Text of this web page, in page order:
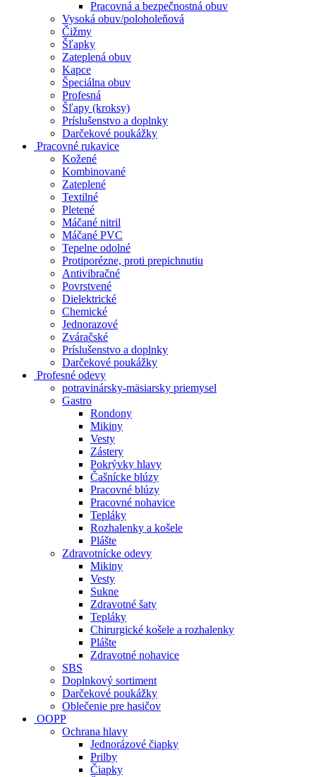
Pracovná a bezpečnostná obuv
Vysoká obuv/poloholeňová
Čižmy
Šľapky
Zateplená obuv
Kapce
Špeciálna obuv
Profesná
Šľapy (kroksy)
Príslušenstvo a doplnky
Darčekové poukážky
Pracovné rukavice
Kožené
Kombinované
Zateplené
Textilné
Pletené
Máčané nitril
Máčané PVC
Tepelne odolné
Protiporézne, proti prepichnutiu
Antivibračné
Povrstvené
Dielektrické
Chemické
Jednorazové
Zváračské
Príslušenstvo a doplnky
Darčekové poukážky
Profesné odevy
potravinársky-mäsiarsky priemysel
Gastro
Rondony
Mikiny
Vesty
Zástery
Pokrývky hlavy
Čašnícke blúzy
Pracovné blúzy
Pracovné nohavice
Tepláky
Rozhalenky a košele
Plášte
Zdravotnícke odevy
Mikiny
Vesty
Sukne
Zdravotné šaty
Tepláky
Chirurgické košele a rozhalenky
Plášte
Zdravotné nohavice
SBS
Doplnkový sortiment
Darčekové poukážky
Oblečenie pre hasičov
OOPP
Ochrana hlavy
Jednorázové čiapky
Prilby
Čiapky